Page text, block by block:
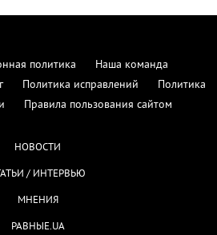
политика
Наша команда
Политика исправлений
Политика
Правила пользования сайтом
НОВОСТИ
/ ИНТЕРВЬЮ
МНЕНИЯ
РАВНЫЕ.UA